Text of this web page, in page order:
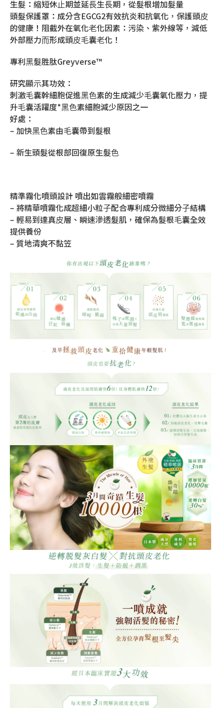
⽣髮：縮短休⽌期並延⻑⽣⻑期，從髮根增加髮量
頭髮保護罩：成分含EGCG2有效抗炎和抗氧化，保護頭⽪
的健康！阻截外在氧化⽼化因素：污染、紫外線等，減低
外部壓⼒⽽形成頭⽪⽑囊⽼化！
專利⿊髮胜肽Greyverse™
研究顯⽰其功效：
刺激⽑囊幹細胞促進⿊⾊素的⽣成減少⽑囊氧化壓⼒，提
升⽑囊活躍度*⿊⾊素細胞減少原因之⼀
好處：
– 加快⿊⾊素由⽑囊帶到髮根
– 新⽣頭髮從根部回復原⽣髮⾊
精準霧化噴頭設計 噴出如雲霧般細密噴霧
– 將精華噴霧化成超細⼩粒⼦配合專利成分微細分⼦結構
– 輕易到達真⽪層、瞬速滲透髮肌，確保為髮根⽑囊全效
提供養份
– 質地清爽不黏笠